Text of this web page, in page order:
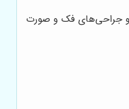
و جراحی‌های فک و صورت